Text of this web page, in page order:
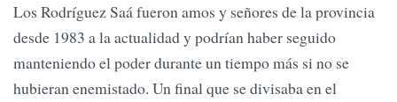
Los Rodríguez Saá fueron amos y señores de la provincia
desde 1983 a la actualidad y podrían haber seguido
manteniendo el poder durante un tiempo más si no se
hubieran enemistado. Un final que se divisaba en el